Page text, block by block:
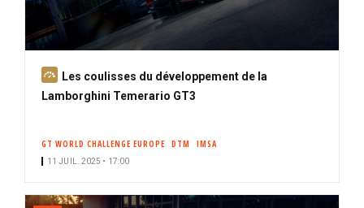
A
b
Les coulisses du développement de la
Lamborghini Temerario GT3
GT WORLD CHALLENGE EUROPE DTM IMSA
11 JUIL. 2025 • 17:00